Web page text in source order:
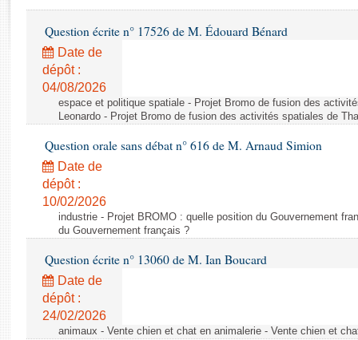
Rapports législatifs
Rapports sur l'application des lois
Baromètre de l’application des lois
Budget et sécurité sociale
Comptes rendus des débats
Question écrite n° 17526 de M. Édouard Bénard
Date de
dépôt :
04/08/2026
espace et politique spatiale - Projet Bromo de fusion des
Leonardo - Projet Bromo de fusion des activités spatiales de
Question orale sans débat n° 616 de M. Arnaud Simion
Date de
dépôt :
10/02/2026
industrie - Projet BROMO : quelle position du Gouvernement
du Gouvernement français ?
Question écrite n° 13060 de M. Ian Boucard
Date de
dépôt :
24/02/2026
animaux - Vente chien et chat en animalerie - Vente chien et